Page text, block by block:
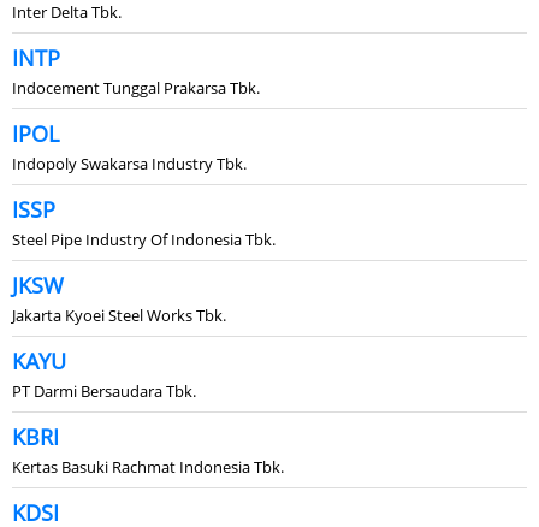
Inter Delta Tbk.
INTP
Indocement Tunggal Prakarsa Tbk.
IPOL
Indopoly Swakarsa Industry Tbk.
ISSP
Steel Pipe Industry Of Indonesia Tbk.
JKSW
Jakarta Kyoei Steel Works Tbk.
KAYU
PT Darmi Bersaudara Tbk.
KBRI
Kertas Basuki Rachmat Indonesia Tbk.
KDSI